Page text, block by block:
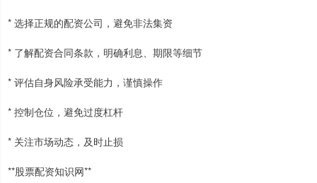
* 选择正规的配资公司，避免非法集资
* 了解配资合同条款，明确利息、期限等细节
* 评估自身风险承受能力，谨慎操作
* 控制仓位，避免过度杠杆
* 关注市场动态，及时止损
**股票配资知识网**